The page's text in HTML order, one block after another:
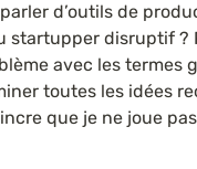
d’outils de
disruptif ?
avec les
toutes les idées
que je ne joue